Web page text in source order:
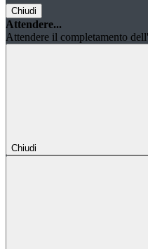
Chiudi
Attendere...
Attendere il completamento
Chiudi